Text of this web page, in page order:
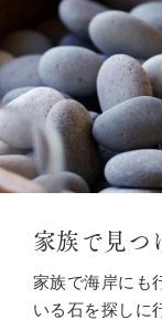
家族で見つ
家族で海岸にも
いる石を探しに